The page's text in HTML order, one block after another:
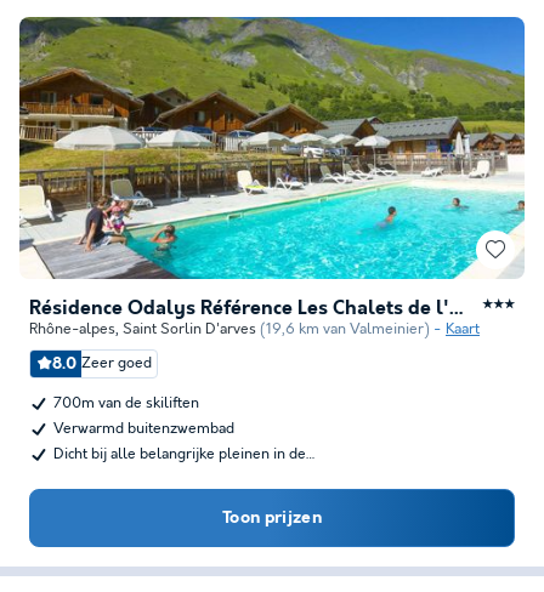
Résidence Odalys Référence Les Chalets de l'Arvan II ★★★
Rhône-alpes, Saint Sorlin D'arves (19,6 km van Valmeinier) Kaart
8.0 Zeer goed
700m van de skiliften
Verwarmd buitenzwembad
Dicht bij alle belangrijke pleinen in de…
Toon prijzen